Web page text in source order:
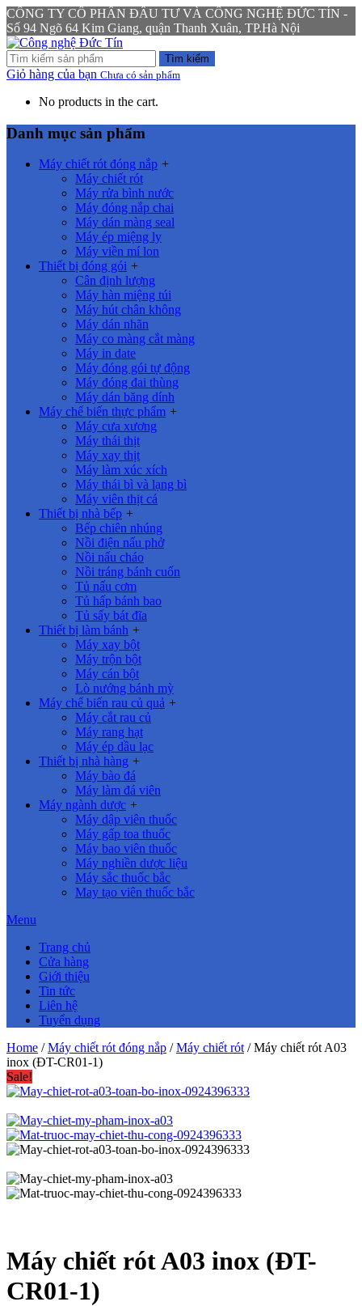
CÔNG TY CỔ PHẦN ĐẦU TƯ VÀ CÔNG NGHỆ ĐỨC TÍN -
Số 94 Ngõ 64 Kim Giang, quận Thanh Xuân, TP.Hà Nội
Tìm kiếm
Giỏ hàng của bạn Chưa có sản phẩm
No products in the cart.
Danh mục sản phẩm
Máy chiết rót đóng nắp +
Máy chiết rót
Máy rửa bình nước
Máy đóng nắp chai
Máy dán màng seal
Máy ép miệng ly
Máy viền mí lon
Thiết bị đóng gói +
Cân định lượng
Máy hàn miệng túi
Máy hút chân không
Máy dán nhãn
Máy co màng cắt màng
Máy in date
Máy đóng gói tự động
Máy đóng đai thùng
Máy dán băng dính
Máy chế biến thực phẩm +
Máy cưa xương
Máy thái thịt
Máy xay thịt
Máy làm xúc xích
Máy thái bì và lạng bì
Máy viên thịt cá
Thiết bị nhà bếp +
Bếp chiên nhúng
Nồi điện nấu phở
Nồi nấu cháo
Nồi tráng bánh cuốn
Tủ nấu cơm
Tủ hấp bánh bao
Tủ sấy bát đĩa
Thiết bị làm bánh +
Máy xay bột
Máy trộn bột
Máy cán bột
Lò nướng bánh mỳ
Máy chế biến rau củ quả +
Máy cắt rau củ
Máy rang hạt
Máy ép dầu lạc
Thiết bị nhà hàng +
Máy bào đá
Máy làm đá viên
Máy ngành dược +
Máy dập viên thuốc
Máy gấp toa thuốc
Máy bao viên thuốc
Máy nghiền dược liệu
Máy sắc thuốc bắc
May tạo viên thuốc bắc
Menu
Trang chủ
Cửa hàng
Giới thiệu
Tin tức
Liên hệ
Tuyển dụng
Home /Máy chiết rót đóng nắp /Máy chiết rót/ Máy chiết rót A03
inox (ĐT-CR01-1)
Sale!
Máy chiết rót A03 inox (ĐT-
CR01-1)